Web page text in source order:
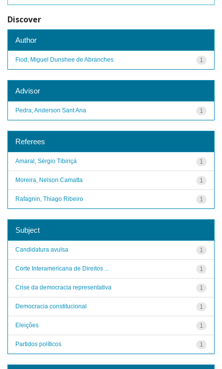
Discover
Author
1
Fiod, Miguel Dunshee de Abranches
Advisor
1
Pedra, Anderson Sant Ana
Referees
1
Amaral, Sérgio Tibiriçá
1
Moreira, Nelson Camatta
1
Rafagnin, Thiago Ribeiro
Subject
1
Candidatura avulsa
1
Corte Interamericana de Direitos ...
1
Crise da democracia representativa
1
Democracia constitucional
1
Eleições
1
Partidos políticos